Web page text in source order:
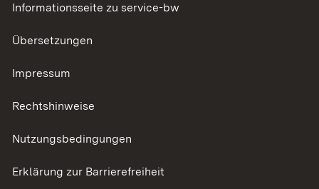
Informationsseite zu service-bw
Übersetzungen
Impressum
Rechtshinweise
Nutzungsbedingungen
Erklärung zur Barrierefreiheit